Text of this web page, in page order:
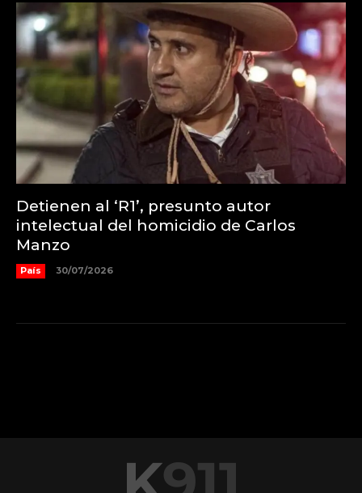
Detienen al ‘R1’, presunto autor
intelectual del homicidio de Carlos
Manzo
País 30/07/2026